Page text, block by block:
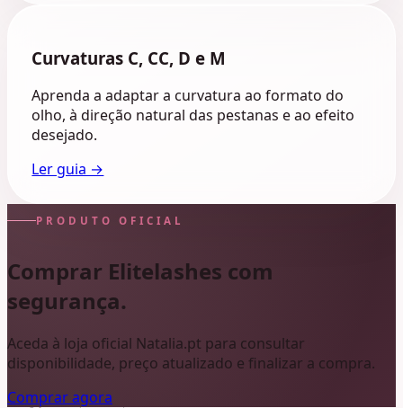
Curvaturas C, CC, D e M
Aprenda a adaptar a curvatura ao formato do
olho, à direção natural das pestanas e ao efeito
desejado.
Ler guia →
PRODUTO OFICIAL
Comprar Elitelashes com
segurança.
Aceda à loja oficial Natalia.pt para consultar
disponibilidade, preço atualizado e finalizar a compra.
Comprar agora